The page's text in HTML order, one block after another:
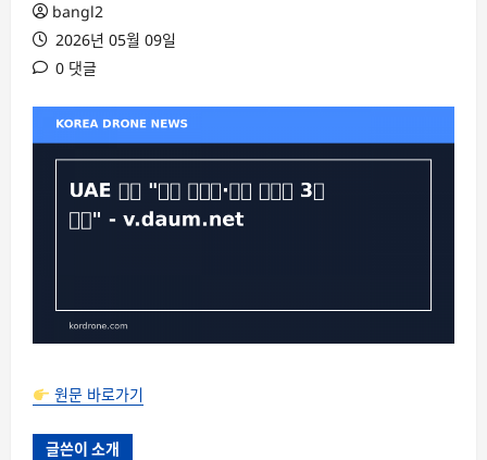
bangl2
2026년 05월 09일
0 댓글
원문 바로가기
글쓴이 소개